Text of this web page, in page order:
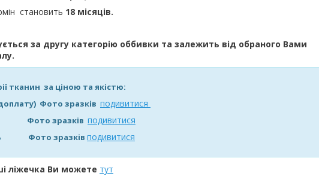
становить 18 місяців.
за другу категорію оббивки та залежить від обраного Вами
тканин за ціною та якістю:
Фото зразків подивитися
Фото зразків подивитися
Фото зразків подивитися
ліжечка Ви можете тут